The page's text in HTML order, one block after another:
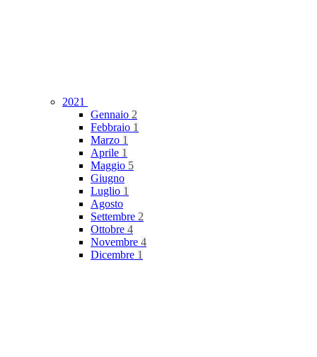
2021
Gennaio 2
Febbraio 1
Marzo 1
Aprile 1
Maggio 5
Giugno
Luglio 1
Agosto
Settembre 2
Ottobre 4
Novembre 4
Dicembre 1